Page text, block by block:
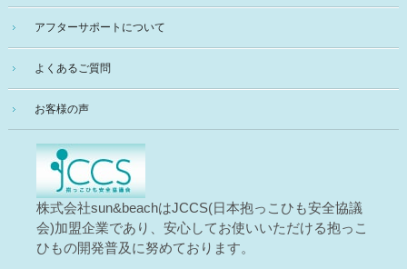
アフターサポートについて
よくあるご質問
お客様の声
株式会社sun&beachはJCCS(日本抱っこひも安全協議
会)加盟企業であり、安心してお使いいただける抱っこ
ひもの開発普及に努めております。